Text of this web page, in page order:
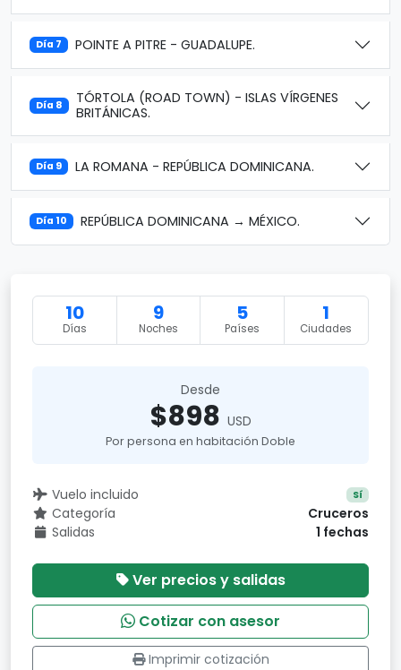
Día 7 POINTE A PITRE - GUADALUPE.
Día 8
TÓRTOLA (ROAD TOWN) - ISLAS VÍRGENES
BRITÁNICAS.
Día 9 LA ROMANA - REPÚBLICA DOMINICANA.
Día 10 REPÚBLICA DOMINICANA → MÉXICO.
10
Días
9
Noches
5
Países
1
Ciudades
Desde
$898 USD
Por persona en habitación Doble
Vuelo incluido Sí
Categoría
Cruceros
Salidas
1 fechas
Ver precios y salidas
Cotizar con asesor
Imprimir cotización